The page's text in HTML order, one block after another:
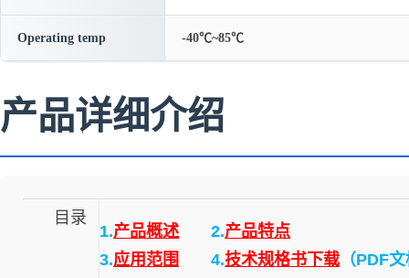
Operating temp -40℃~85℃
产品详细介绍
目录
1.产品概述 2.产品特点
3.应用范围 4.技术规格书下载 （PDF